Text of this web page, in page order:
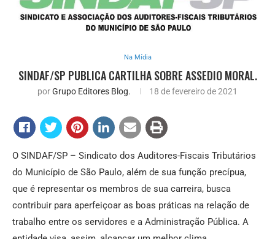
Na Mídia
SINDAF/SP PUBLICA CARTILHA SOBRE ASSEDIO MORAL.
porGrupo Editores Blog. 18 de fevereiro de 2021
O SINDAF/SP – Sindicato dos Auditores-Fiscais Tributários
do Município de São Paulo, além de sua função precípua,
que é representar os membros de sua carreira, busca
contribuir para aperfeiçoar as boas práticas na relação de
trabalho entre os servidores e a Administração Pública. A